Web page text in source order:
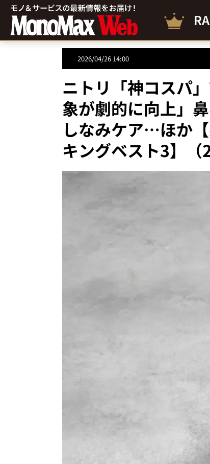
2026/04/26 14:00
ニトリ「神コスパ
象が劇的に向上」
しなみケア…ほか
キングベスト3】（